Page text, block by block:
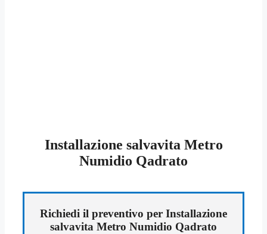
Installazione salvavita Metro
Numidio Qadrato
Richiedi il preventivo per Installazione
salvavita Metro Numidio Qadrato